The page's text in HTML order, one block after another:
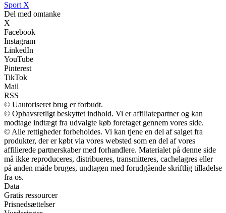
Sport X
Del med omtanke
X
Facebook
Instagram
LinkedIn
YouTube
Pinterest
TikTok
Mail
RSS
© Uautoriseret brug er forbudt.
© Ophavsretligt beskyttet indhold. Vi er affiliatepartner og kan
modtage indtægt fra udvalgte køb foretaget gennem vores side.
© Alle rettigheder forbeholdes. Vi kan tjene en del af salget fra
produkter, der er købt via vores websted som en del af vores
affilierede partnerskaber med forhandlere. Materialet på denne side
må ikke reproduceres, distribueres, transmitteres, cachelagres eller
på anden måde bruges, undtagen med forudgående skriftlig tilladelse
fra os.
Data
Gratis ressourcer
Prisnedsættelser